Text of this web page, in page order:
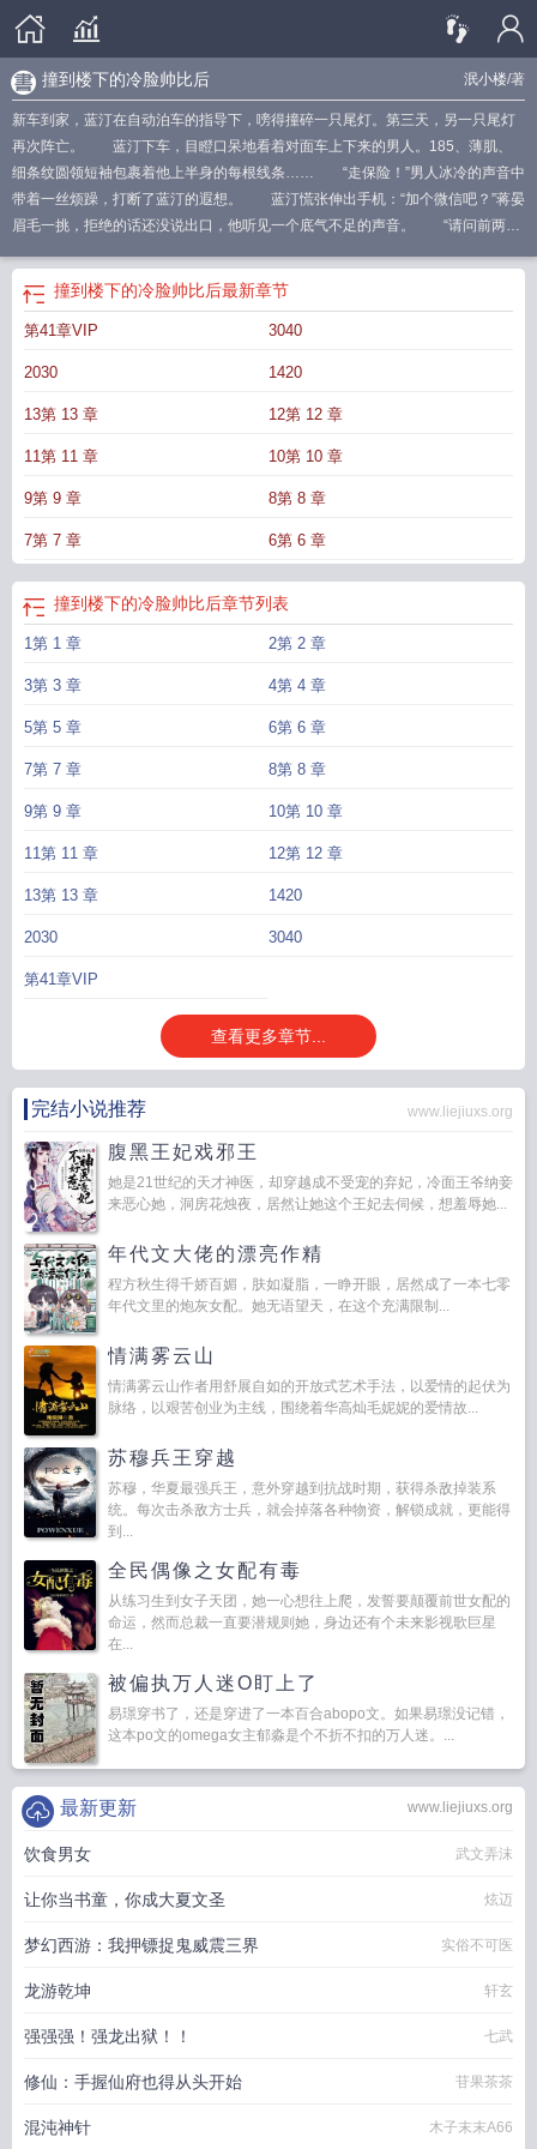
泯小楼/著
撞到楼下的冷脸帅比后
新车到家，蓝汀在自动泊车的指导下，嗙得撞碎一只尾灯。第三天，另一只尾灯
再次阵亡。 蓝汀下车，目瞪口呆地看着对面车上下来的男人。185、薄肌、
细条纹圆领短袖包裹着他上半身的每根线条…… “走保险！”男人冰冷的声音中
带着一丝烦躁，打断了蓝汀的遐想。 蓝汀慌张伸出手机：“加个微信吧？”蒋晏
眉毛一挑，拒绝的话还没说出口，他听见一个底气不足的声音。 “请问前两天
险！” 蓝汀头垂得更低，手举得更高，微信二维码摊开在蒋晏眼前。她似乎听
到一声低笑。“拍一下这个电话，明天他们会来处理。” 蓝汀一怔，啊，不加就
不加！我不是为了要微信才撞你的啊？不是我技术真的不好。怎么会有这么自恋
开什么车？” 可看到那个脸红局促的单薄女人。鬼使神差的，他停住了脚
为什么我会教一个笨蛋两小时倒车入库啊？---1v1小甜饼开新文啦！感谢大家的支
持！12:00更新（刚开始隔日更，入v后日更！(*≧w≦)）本文作话会不定期掉落小
木姜被相恋五年的男友无情无义、毅然决然地拒绝。长跑五年的爱情，就这样碎
了一地。被上司折磨的凄凄惨惨郁郁寡欢的秦木姜，掏出手机。 “我能不能休
息一段时间？” “宝宝，怎么又要辞职？都说了不行了，我现在还养不起你
啊。”语气坚决，无从更改。秦木姜手里拽着工牌，气涌如山，当夜分手，偷偷带
走所有行李，消失在人海。 程权终于忙完工作，耐心回复： 宝宝，你这
么想是不对的。 我们不是说好了吗，你那个拍摄很不稳定，当个爱好可以，
色感叹号扎进程权眼里。秦木姜吃便利店的打折饭团，起早贪黑，深居简出，终
弹出一条消息： “我能养你了，宝宝。”秦木姜抬起墨镜，端详着这个陌生头
像，摁灭手机。神经病，你谁啊。-----------------------程权没有一天不在后悔，为什
聋的感叹号。 当他被拉黑的时候，还以为只是一场小小的争执，直到他回到
家，看着空空如也的房子。他才明白过来，我老婆不要我了？ 哭过恨过烂醉
宝宝，我赚到钱了。秦江头也不回，神经病，你谁啊。记仇小心眼阴阳怪气x超绝
门后TXT
撞到楼下的冷脸帅比后最新章节
第41章VIP 3040
2030 1420
13第 13 章 12第 12 章
11第 11 章 10第 10 章
9第 9 章 8第 8 章
7第 7 章 6第 6 章
撞到楼下的冷脸帅比后章节列表
1第 1 章 2第 2 章
3第 3 章 4第 4 章
5第 5 章 6第 6 章
7第 7 章 8第 8 章
9第 9 章 10第 10 章
11第 11 章 12第 12 章
13第 13 章 1420
2030 3040
第41章VIP
查看更多章节...
完结小说推荐 www.liejiuxs.org
腹黑王妃戏邪王
她是21世纪的天才神医，却穿越成不受宠的弃妃，冷面王爷纳妾
来恶心她，洞房花烛夜，居然让她这个王妃去伺候，想羞辱她...
年代文大佬的漂亮作精
程方秋生得千娇百媚，肤如凝脂，一睁开眼，居然成了一本七零
年代文里的炮灰女配。她无语望天，在这个充满限制...
情满雾云山
情满雾云山作者用舒展自如的开放式艺术手法，以爱情的起伏为
脉络，以艰苦创业为主线，围绕着华高灿毛妮妮的爱情故...
苏穆兵王穿越
苏穆，华夏最强兵王，意外穿越到抗战时期，获得杀敌掉装系
统。每次击杀敌方士兵，就会掉落各种物资，解锁成就，更能得
到...
全民偶像之女配有毒
从练习生到女子天团，她一心想往上爬，发誓要颠覆前世女配的
命运，然而总裁一直要潜规则她，身边还有个未来影视歌巨星
在...
被偏执万人迷O盯上了
易璟穿书了，还是穿进了一本百合abopo文。如果易璟没记错，
这本po文的omega女主郁淼是个不折不扣的万人迷。...
www.liejiuxs.org
最新更新
饮食男女 武文弄沫
让你当书童，你成大夏文圣 炫迈
梦幻西游：我押镖捉鬼威震三界 实俗不可医
龙游乾坤 轩玄
强强强！强龙出狱！！ 七武
修仙：手握仙府也得从头开始 苷果茶茶
混沌神针 木子末末A66